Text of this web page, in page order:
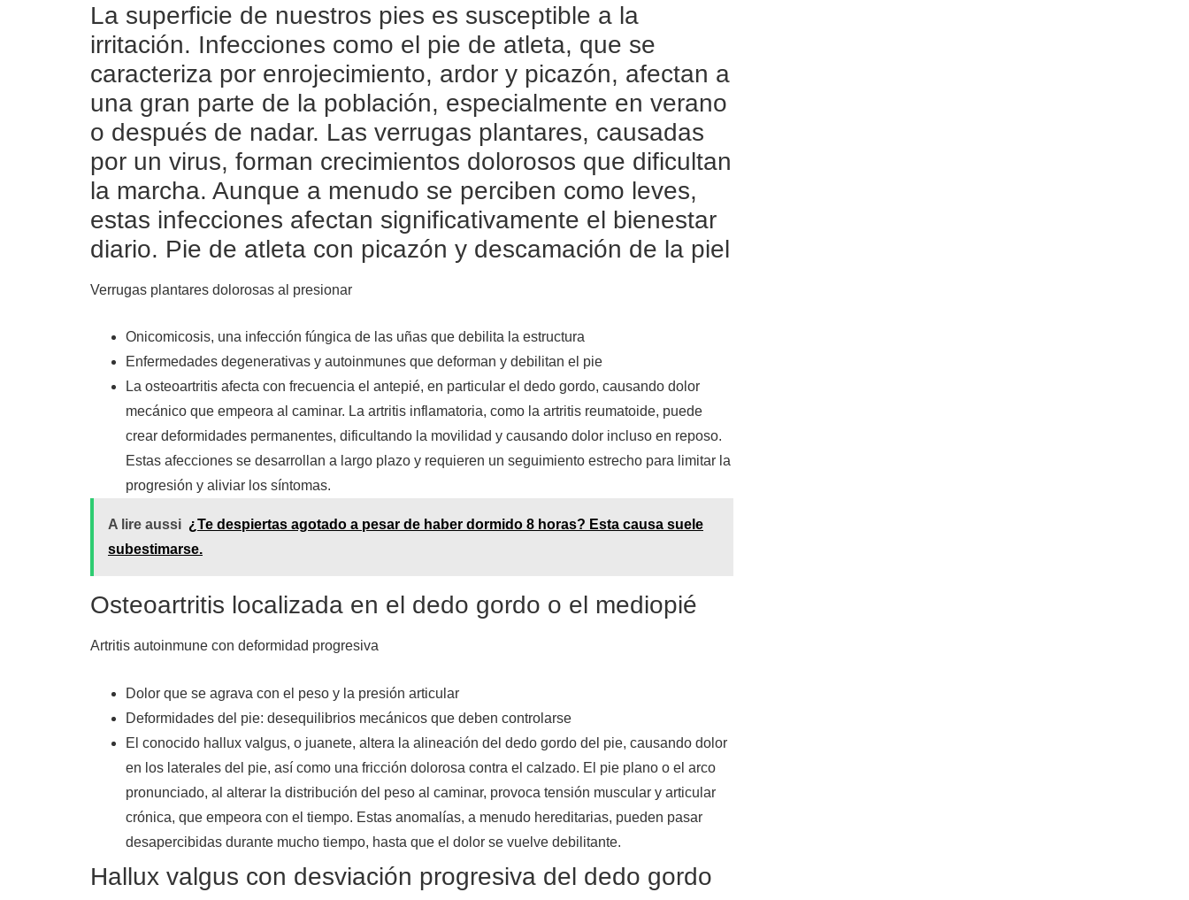
La superficie de nuestros pies es susceptible a la
irritación. Infecciones como el pie de atleta, que se
caracteriza por enrojecimiento, ardor y picazón, afectan a
una gran parte de la población, especialmente en verano
o después de nadar. Las verrugas plantares, causadas
por un virus, forman crecimientos dolorosos que dificultan
la marcha. Aunque a menudo se perciben como leves,
estas infecciones afectan significativamente el bienestar
diario. Pie de atleta con picazón y descamación de la piel
Verrugas plantares dolorosas al presionar
Onicomicosis, una infección fúngica de las uñas que debilita la estructura
Enfermedades degenerativas y autoinmunes que deforman y debilitan el pie
La osteoartritis afecta con frecuencia el antepié, en particular el dedo gordo, causando dolor
mecánico que empeora al caminar. La artritis inflamatoria, como la artritis reumatoide, puede
crear deformidades permanentes, dificultando la movilidad y causando dolor incluso en reposo.
Estas afecciones se desarrollan a largo plazo y requieren un seguimiento estrecho para limitar la
progresión y aliviar los síntomas.
A lire aussi ¿Te despiertas agotado a pesar de haber dormido 8 horas? Esta causa suele
subestimarse.
Osteoartritis localizada en el dedo gordo o el mediopié
Artritis autoinmune con deformidad progresiva
Dolor que se agrava con el peso y la presión articular
Deformidades del pie: desequilibrios mecánicos que deben controlarse
El conocido hallux valgus, o juanete, altera la alineación del dedo gordo del pie, causando dolor
en los laterales del pie, así como una fricción dolorosa contra el calzado. El pie plano o el arco
pronunciado, al alterar la distribución del peso al caminar, provoca tensión muscular y articular
crónica, que empeora con el tiempo. Estas anomalías, a menudo hereditarias, pueden pasar
desapercibidas durante mucho tiempo, hasta que el dolor se vuelve debilitante.
Hallux valgus con desviación progresiva del dedo gordo